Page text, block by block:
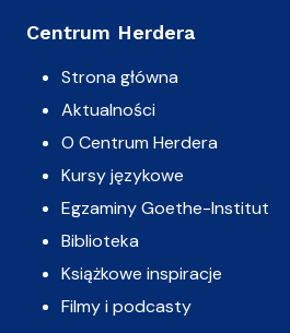
Centrum Herdera
Strona główna
Aktualności
O Centrum Herdera
Kursy językowe
Egzaminy Goethe-Institut
Biblioteka
Książkowe inspiracje
Filmy i podcasty